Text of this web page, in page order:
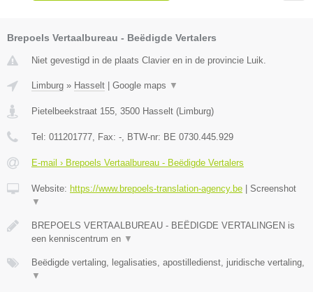
Brepoels Vertaalbureau - Beëdigde Vertalers
Niet gevestigd in de plaats Clavier en in de provincie Luik.
Limburg » Hasselt Google maps ▼
Pietelbeekstraat 155 3500 Hasselt ( Limburg)
Tel: 011201777 , Fax: - , BTW-nr: BE 0730.445.929
E-mail › Brepoels Vertaalbureau - Beëdigde Vertalers
Website: https://www.brepoels-translation-agency.be
Screenshot
▼
BREPOELS VERTAALBUREAU - BEËDIGDE VERTALINGEN is
een kenniscentrum en ▼
Beëdigde vertaling, legalisaties, apostilledienst, juridische vertaling,
▼